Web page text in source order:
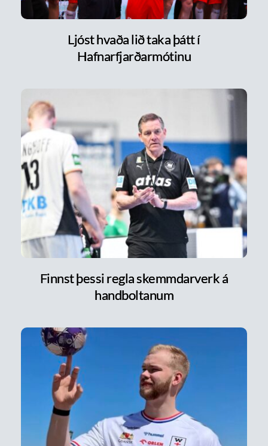
Ljóst hvaða lið taka þátt í
Hafnarfjarðarmótinu
Finnst þessi regla skemmdarverk á
handboltanum